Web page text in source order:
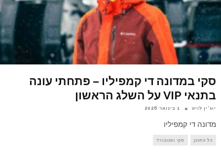
סקי במדונה די קמפיליו – פתחתי עונה
בתנאי VIP על השלג הראשון
יוג'ין לויט 1 בינואר 2026
מדונה די קמפיליו
כל התוכן סקי וסנובורד